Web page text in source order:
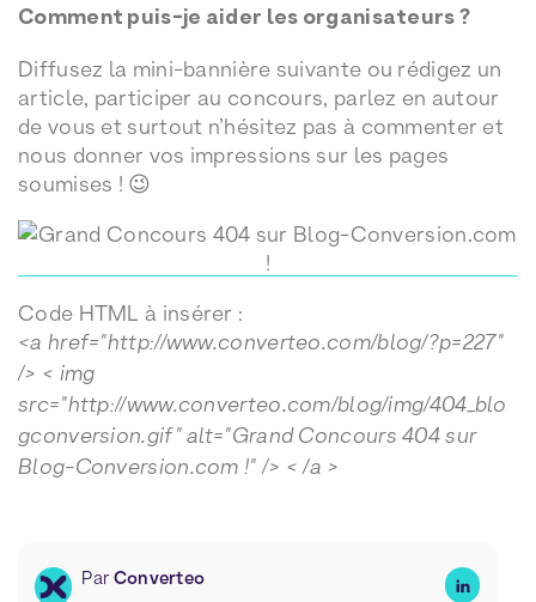
Comment puis-je aider les organisateurs ?
Diffusez la mini-bannière suivante ou rédigez un
article, participer au concours, parlez en autour
de vous et surtout n’hésitez pas à commenter et
nous donner vos impressions sur les pages
soumises ! 😉
Code HTML à insérer :
<a href="http://www.converteo.com/blog/?p=227"
/> < img
src="http://www.converteo.com/blog/img/404_blo
gconversion.gif" alt="Grand Concours 404 sur
Blog-Conversion.com !" /> < /a >
Par Converteo